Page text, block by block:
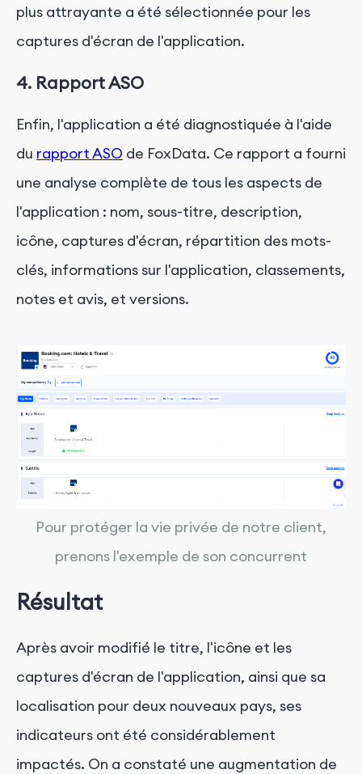
plus attrayante a été sélectionnée pour les
captures d'écran de l'application.
4. Rapport ASO
Enfin, l'application a été diagnostiquée à l'aide
du rapport ASO de FoxData. Ce rapport a fourni
une analyse complète de tous les aspects de
l'application : nom, sous-titre, description,
icône, captures d'écran, répartition des mots-
clés, informations sur l'application, classements,
notes et avis, et versions.
Pour protéger la vie privée de notre client,
prenons l'exemple de son concurrent
Résultat
Après avoir modifié le titre, l'icône et les
captures d'écran de l'application, ainsi que sa
localisation pour deux nouveaux pays, ses
indicateurs ont été considérablement
impactés. On a constaté une augmentation de